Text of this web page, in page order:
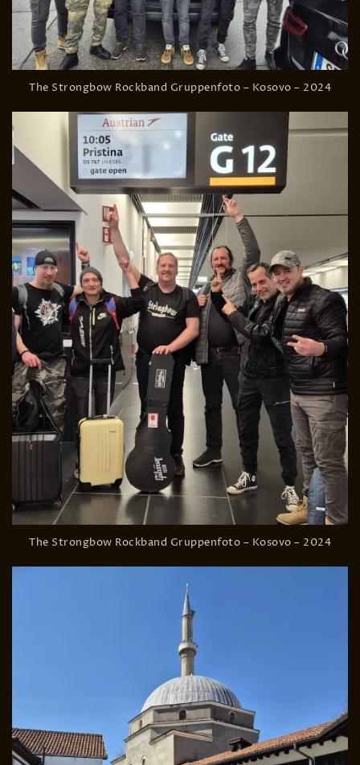
The Strongbow Rockband Gruppenfoto – Kosovo – 2024
The Strongbow Rockband Gruppenfoto – Kosovo – 2024